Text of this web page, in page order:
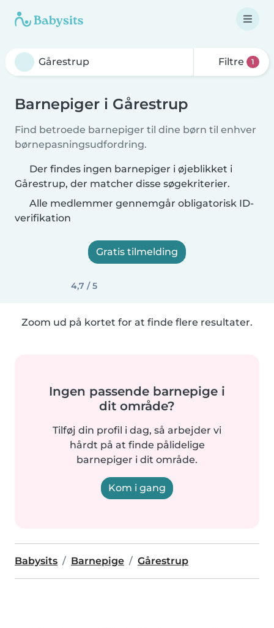
Filtre 1
Barnepiger i Gårestrup
Find betroede barnepiger til dine børn til enhver
børnepasningsudfordring.
Der findes ingen barnepiger i øjeblikket i
Gårestrup, der matcher disse søgekriterier.
Alle medlemmer gennemgår obligatorisk ID-
verifikation
Gratis tilmelding
4,7 / 5
Zoom ud på kortet for at finde flere resultater.
Ingen passende barnepige i
dit område?
Tilføj din profil i dag, så arbejder vi
hårdt på at finde pålidelige
barnepiger i dit område.
Kom i gang
Babysits Barnepige Gårestrup